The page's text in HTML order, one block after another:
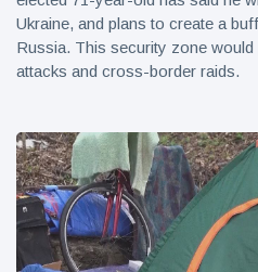
Ukraine, and plans to create a
Russia. This security zone would
attacks and cross-border raids.